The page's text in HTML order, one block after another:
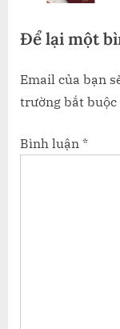
:
Để lại một
Email của bạn
trường bắt buộc
Bình luận *